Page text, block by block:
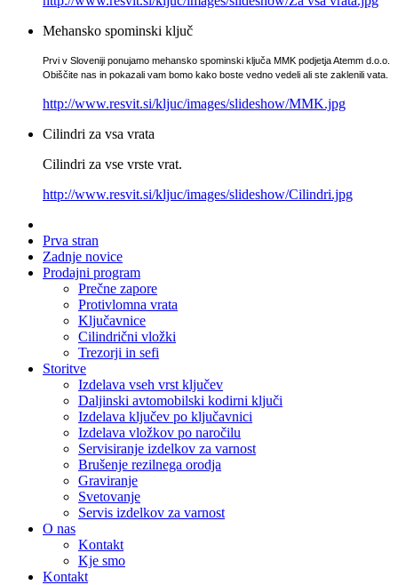
Mehansko spominski ključ
Prvi v Sloveniji ponujamo mehansko spominski ključa MMK podjetja Atemm d.o.o.
Obiščite nas in pokazali vam bomo kako boste vedno vedeli ali ste zaklenili vata.
http://www.resvit.si/kljuc/images/slideshow/MMK.jpg
Cilindri za vsa vrata
Cilindri za vse vrste vrat.
http://www.resvit.si/kljuc/images/slideshow/Cilindri.jpg
Prva stran
Zadnje novice
Prodajni program
Prečne zapore
Protivlomna vrata
Ključavnice
Cilindrični vložki
Trezorji in sefi
Storitve
Izdelava vseh vrst ključev
Daljinski avtomobilski kodirni ključi
Izdelava ključev po ključavnici
Izdelava vložkov po naročilu
Servisiranje izdelkov za varnost
Brušenje rezilnega orodja
Graviranje
Svetovanje
Servis izdelkov za varnost
O nas
Kontakt
Kje smo
Kontakt